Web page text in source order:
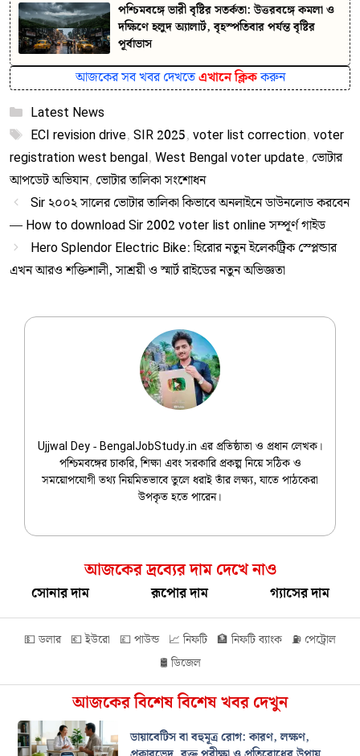
পশ্চিমবঙ্গে ভারী বৃষ্টির সতর্কতা: উত্তরবঙ্গে কমলা ও
দক্ষিণে হলুদ অ্যালার্ট, বৃহস্পতিবার পর্যন্ত বৃষ্টির
পূর্বাভাস
আজকের সব খবর দেখতেএখানে ক্লিককরুন
Categories
Latest News
Tags
ECI revision drive, SIR 2025, voter list correction, voter
registration west bengal, West Bengal voter update, ভোটার
আপডেট অভিযান, ভোটার তালিকা সংশোধন
Sir ২০০২ সালের ভোটার তালিকা কিভাবে অনলাইনে ডাউনলোড করবেন
— How to download Sir 2002 voter list online সম্পূর্ণ গাইড
Hero Splendor Electric Bike: হিরোর নতুন ইলেকট্রিক স্প্লেন্ডার
এখন আরও শক্তিশালী, সাশ্রয়ী ও স্মার্ট রাইডের নতুন অভিজ্ঞতা
Ujjwal Dey - BengalJobStudy.in এর প্রতিষ্ঠাতা ও প্রধান লেখক।
পশ্চিমবঙ্গের চাকরি, শিক্ষা এবং সরকারি প্রকল্প নিয়ে সঠিক ও
সময়োপযোগী তথ্য নিয়মিতভাবে তুলে ধরাই তাঁর লক্ষ্য, যাতে পাঠকেরা
উপকৃত হতে পারেন।
আজকের দ্রব্যের দাম দেখে নাও
সোনার দাম রূপোর দাম গ্যাসের দাম
💵 ডলার 💶 ইউরো 💷 পাউন্ড 📈 নিফটি 🏦 নিফটি ব্যাংক ⛽ পেট্রোল
🛢️ ডিজেল
আজকের বিশেষ বিশেষ খবর দেখুন
ডায়াবেটিস বা বহুমূত্র রোগ: কারণ, লক্ষণ,